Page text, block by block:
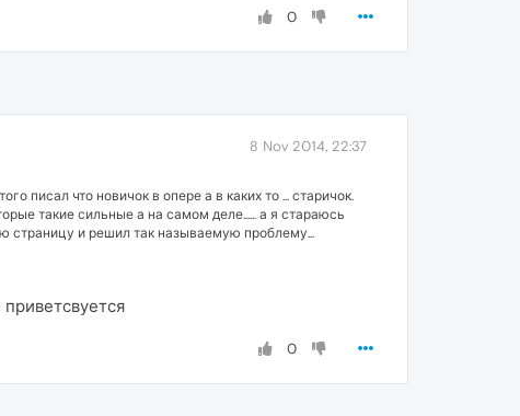
0
8 Nov 2014, 22:37
писал что новичок в опере а в каких то ... старичок.
такие сильные а на самом деле...... а я стараюсь
страницу и решил так называемую проблему...
0